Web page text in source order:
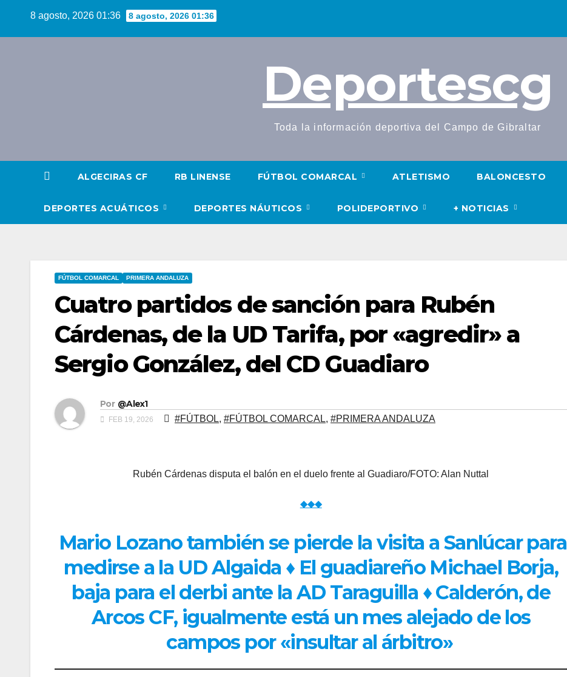
8 agosto, 2026 01:36 8 agosto, 2026 01:36
Deportescg
Toda la información deportiva del Campo de Gibraltar
ALGECIRAS CF RB LINENSE FÚTBOL COMARCAL ATLETISMO BALONCESTO
DEPORTES ACUÁTICOS DEPORTES NÁUTICOS POLIDEPORTIVO + NOTICIAS
FÚTBOL COMARCAL PRIMERA ANDALUZA
Cuatro partidos de sanción para Rubén
Cárdenas, de la UD Tarifa, por «agredir» a
Sergio González, del CD Guadiaro
Por @Alex1
FEB 19, 2026 #FÚTBOL, #FÚTBOL COMARCAL, #PRIMERA ANDALUZA
Rubén Cárdenas disputa el balón en el duelo frente al Guadiaro/FOTO: Alan Nuttal
◆◆◆
Mario Lozano también se pierde la visita a Sanlúcar para
medirse a la UD Algaida ♦El guadiareño Michael Borja,
baja para el derbi ante la AD Taraguilla ♦ Calderón, de
Arcos CF, igualmente está un mes alejado de los
campos por «insultar al árbitro»